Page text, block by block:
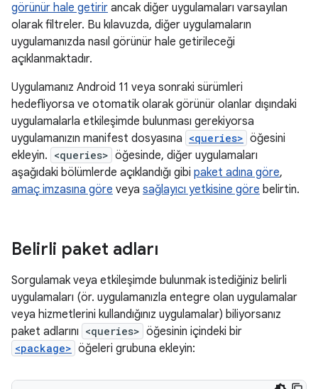
görünür hale getirir ancak diğer uygulamaları varsayılan
olarak filtreler. Bu kılavuzda, diğer uygulamaların
uygulamanızda nasıl görünür hale getirileceği
açıklanmaktadır.
Uygulamanız Android 11 veya sonraki sürümleri
hedefliyorsa ve otomatik olarak görünür olanlar dışındaki
uygulamalarla etkileşimde bulunması gerekiyorsa
uygulamanızın manifest dosyasına <queries> öğesini
ekleyin. <queries> öğesinde, diğer uygulamaları
aşağıdaki bölümlerde açıklandığı gibi paket adına göre,
amaç imzasına göre veya sağlayıcı yetkisine göre belirtin.
Belirli paket adları
Sorgulamak veya etkileşimde bulunmak istediğiniz belirli
uygulamaları (ör. uygulamanızla entegre olan uygulamalar
veya hizmetlerini kullandığınız uygulamalar) biliyorsanız
paket adlarını <queries> öğesinin içindeki bir
<package> öğeleri grubuna ekleyin: